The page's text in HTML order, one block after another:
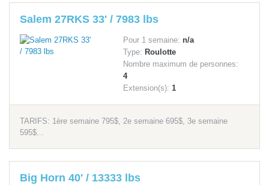
Salem 27RKS 33' / 7983 lbs
Pour 1 semaine: n/a
Type: Roulotte
Nombre maximum de personnes:
4
Extension(s): 1
TARIFS: 1ère semaine 795$, 2e semaine 695$, 3e semaine
595$...
Big Horn 40' / 13333 lbs